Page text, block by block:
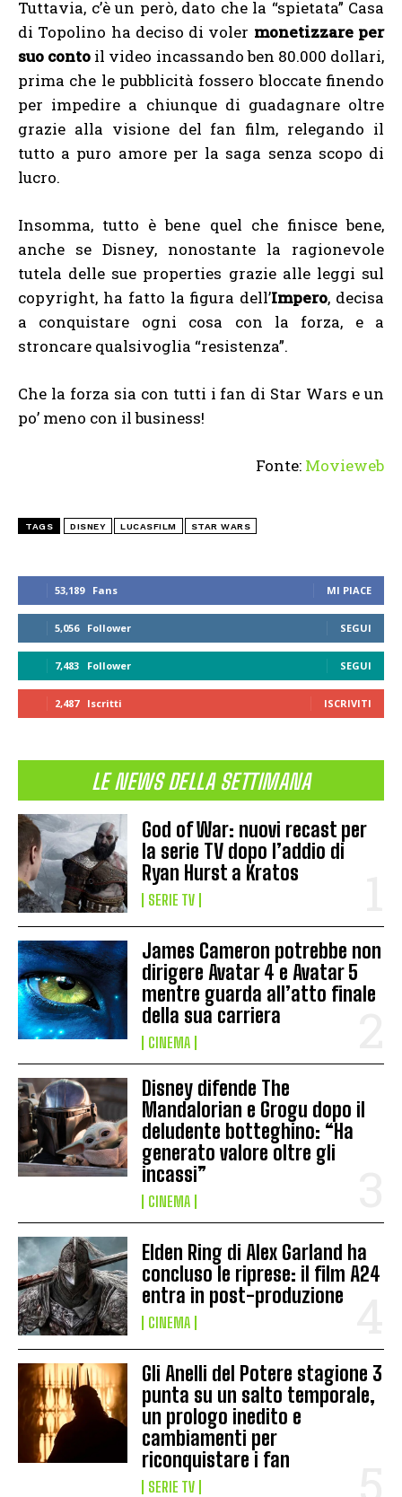
53,189 Fans MI PIACE
5,056 Follower SEGUI
7,483 Follower SEGUI
2,487 Iscritti ISCRIVITI
LE NEWS DELLA SETTIMANA
God of War: nuovi recast per
la serie TV dopo l’addio di
Ryan Hurst a Kratos
SERIE TV
James Cameron potrebbe non
dirigere Avatar 4 e Avatar 5
mentre guarda all’atto finale
della sua carriera
CINEMA
Disney difende The
Mandalorian e Grogu dopo il
deludente botteghino: “Ha
generato valore oltre gli
incassi”
CINEMA
Elden Ring di Alex Garland ha
concluso le riprese: il film A24
entra in post-produzione
CINEMA
Gli Anelli del Potere stagione 3
punta su un salto temporale,
un prologo inedito e
cambiamenti per
riconquistare i fan
SERIE TV
Tuttavia, c’è un però, dato che la “spietata” Casa
di Topolino ha deciso di voler monetizzare per
suo conto il video incassando ben 80.000 dollari,
prima che le pubblicità fossero bloccate finendo
per impedire a chiunque di guadagnare oltre
grazie alla visione del fan film, relegando il
tutto a puro amore per la saga senza scopo di
lucro.
Insomma, tutto è bene quel che finisce bene,
anche se Disney, nonostante la ragionevole
tutela delle sue properties grazie alle leggi sul
copyright, ha fatto la figura dell’Impero, decisa
a conquistare ogni cosa con la forza, e a
stroncare qualsivoglia “resistenza”.
Che la forza sia con tutti i fan di Star Wars e un
po’ meno con il business!
Fonte: Movieweb
TAGS DISNEY LUCASFILM STAR WARS